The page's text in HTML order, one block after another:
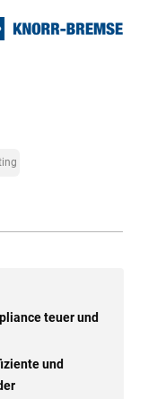
teuer und
und